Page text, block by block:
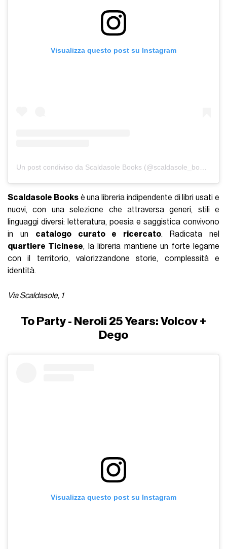
Visualizza questo post su Instagram
Scaldasole Booksè una libreria indipendente di libri usati e
nuovi, con una selezione che attraversa generi, stili e
linguaggi diversi: letteratura, poesia e saggistica convivono
in un catalogo curato e ricercato. Radicata nel
quartiere Ticinese, la libreria mantiene un forte legame
con il territorio, valorizzandone storie, complessità e
identità.
Via Scaldasole, 1
To Party - Neroli 25 Years: Volcov +
Dego
Visualizza questo post su Instagram